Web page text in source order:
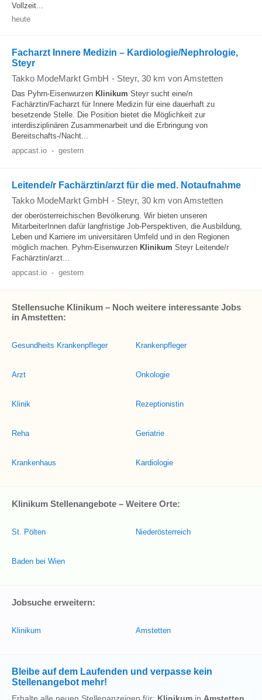
Vollzeit...
heute
Facharzt Innere Medizin – Kardiologie/Nephrologie,
Steyr
Takko ModeMarkt GmbH - Steyr, 30 km von Amstetten
Das Pyhrn-Eisenwurzen Klinikum Steyr sucht eine/n
Fachärztin/Facharzt für Innere Medizin für eine dauerhaft zu
besetzende Stelle. Die Position bietet die Möglichkeit zur
interdisziplinären Zusammenarbeit und die Erbringung von
Bereitschafts-/Nacht...
appcast.io - gestern
Leitende/r Fachärztin/arzt für die med. Notaufnahme
Takko ModeMarkt GmbH - Steyr, 30 km von Amstetten
der oberösterreichischen Bevölkerung. Wir bieten unseren
MitarbeiterInnen dafür langfristige Job-Perspektiven, die Ausbildung,
Leben und Karriere im universitären Umfeld und in den Regionen
möglich machen. Pyhrn-Eisenwurzen Klinikum Steyr Leitende/r
Fachärztin/arzt...
appcast.io - gestern
Stellensuche Klinikum – Noch weitere interessante Jobs
in Amstetten:
Gesundheits Krankenpfleger
Arzt
Klinik
Reha
Krankenhaus
Krankenpfleger
Onkologie
Rezeptionistin
Geriatrie
Kardiologie
Klinikum Stellenangebote – Weitere Orte:
St. Pölten
Baden bei Wien
Niederösterreich
Jobsuche erweitern:
Klinikum Amstetten
Bleibe auf dem Laufenden und verpasse kein
Stellenangebot mehr!